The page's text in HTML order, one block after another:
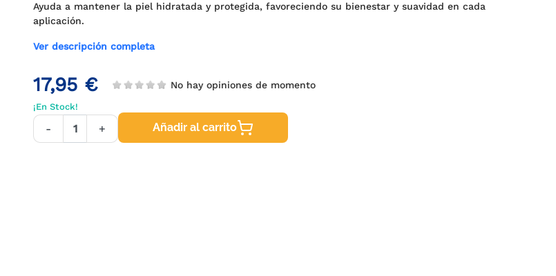
Ayuda a mantener la piel hidratada y protegida, favoreciendo su bienestar y suavidad en cada
aplicación.
Ver descripción completa
17,95 € No hay opiniones de momento
¡En Stock!
- + Añadir al carrito